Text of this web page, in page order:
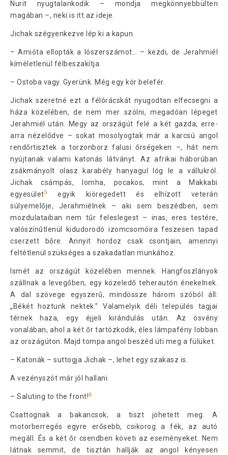
Nurit nyugtalankodik – mondja megkönnyebbülten
magában –, neki is itt az ideje.
Jichak szégyenkezve lép ki a kapun.
– Amióta ellopták a lószerszámot… – kezdi, de Jerahmiél
kíméletlenül félbeszakítja.
– Ostoba vagy. Gyerünk. Még egy kör belefér.
Jichak szeretné ezt a félórácskát nyugodtan elfecsegni a
háza közelében, de nem mer szólni, megadóan lépeget
Jerahmiél után. Megy az országút felé a két gazda, erre-
arra nézelődve – sokat mosolyogtak már a karcsú angol
rendőrtisztek a torzonborz falusi őrségeken –, hát nem
nyújtanak valami katonás látványt. Az afrikai háborúban
zsákmányolt olasz karabély hanyagul lóg le a vállukról.
Jichak csámpás, lomha, pocakos, mint a Makkabi
egyesület5
egyik kiöregedett és elhízott veterán
súlyemelője, Jerahmiélnek – aki sem beszédben, sem
mozdulataiban nem tűr feleslegest – inas, eres testére,
valószínűtlenül kidudorodó izomcsomóira feszesen tapad
cserzett bőre. Annyit hordoz csak csontjain, amennyi
feltétlenül szükséges a szakadatlan munkához.
Ismét az országút közelében mennek. Hangfoszlányok
szállnak a levegőben, egy közeledő teherautón énekelnek.
A dal szövege egyszerű, mindössze három szóból áll:
„Békét hoztunk nektek.” Valamelyik déli település tagjai
térnek haza, egy éjjeli kirándulás után. Az ösvény
vonalában, ahol a két őr tartózkodik, éles lámpafény lobban
az országúton. Majd tompa angol beszéd üti meg a fülüket.
– Katonák – suttogja Jichak –, lehet egy szakasz is.
A vezényszót már jól hallani.
– Saluting to the front!6
Csattognak a bakancsok, a tiszt jöhetett meg. A
motorberregés egyre erősebb, csikorog a fék, az autó
megáll. És a két őr csendben követi az eseményeket. Nem
látnak semmit, de tisztán hallják az angol kényesen